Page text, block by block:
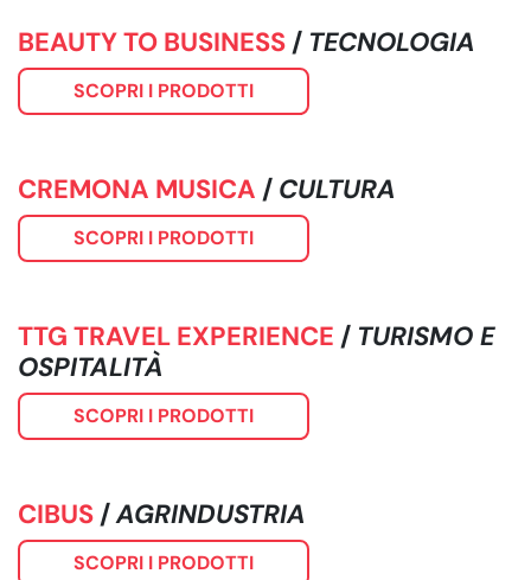
BEAUTY TO BUSINESS / TECNOLOGIA
SCOPRI I PRODOTTI
CREMONA MUSICA / CULTURA
SCOPRI I PRODOTTI
TTG TRAVEL EXPERIENCE / TURISMO E
OSPITALITÀ
SCOPRI I PRODOTTI
CIBUS /AGRINDUSTRIA
SCOPRI I PRODOTTI